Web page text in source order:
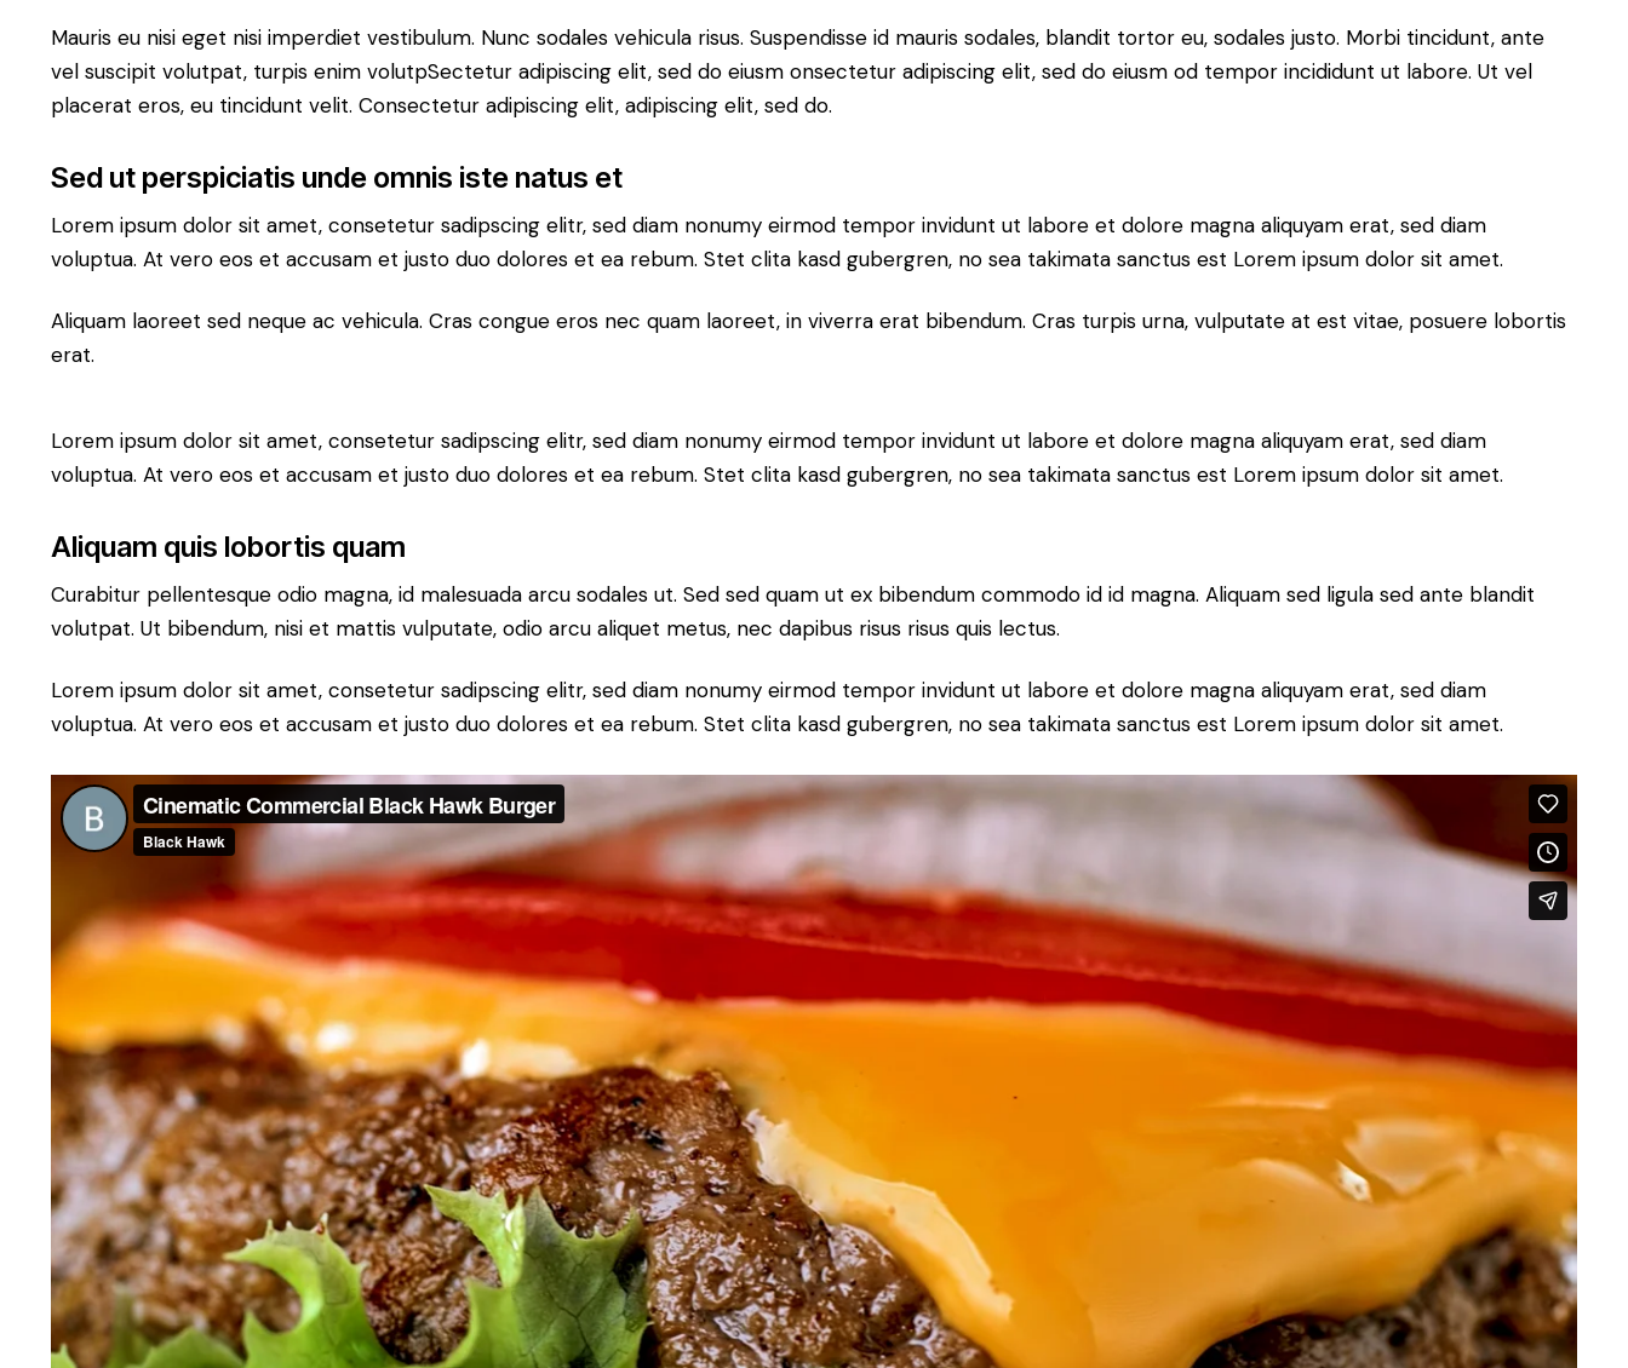
Mauris eu nisi eget nisi imperdiet vestibulum. Nunc sodales vehicula risus. Suspendisse id mauris sodales, blandit tortor eu, sodales justo. Morbi tincidunt, ante
vel suscipit volutpat, turpis enim volutpSectetur adipiscing elit, sed do eiusm onsectetur adipiscing elit, sed do eiusm od tempor incididunt ut labore. Ut vel
placerat eros, eu tincidunt velit. Consectetur adipiscing elit, adipiscing elit, sed do.
Sed ut perspiciatis unde omnis iste natus et
Lorem ipsum dolor sit amet, consetetur sadipscing elitr, sed diam nonumy eirmod tempor invidunt ut labore et dolore magna aliquyam erat, sed diam
voluptua. At vero eos et accusam et justo duo dolores et ea rebum. Stet clita kasd gubergren, no sea takimata sanctus est Lorem ipsum dolor sit amet.
Aliquam laoreet sed neque ac vehicula. Cras congue eros nec quam laoreet, in viverra erat bibendum. Cras turpis urna, vulputate at est vitae, posuere lobortis
erat.
Lorem ipsum dolor sit amet, consetetur sadipscing elitr, sed diam nonumy eirmod tempor invidunt ut labore et dolore magna aliquyam erat, sed diam
voluptua. At vero eos et accusam et justo duo dolores et ea rebum. Stet clita kasd gubergren, no sea takimata sanctus est Lorem ipsum dolor sit amet.
Aliquam quis lobortis quam
Curabitur pellentesque odio magna, id malesuada arcu sodales ut. Sed sed quam ut ex bibendum commodo id id magna. Aliquam sed ligula sed ante blandit
volutpat. Ut bibendum, nisi et mattis vulputate, odio arcu aliquet metus, nec dapibus risus risus quis lectus.
Lorem ipsum dolor sit amet, consetetur sadipscing elitr, sed diam nonumy eirmod tempor invidunt ut labore et dolore magna aliquyam erat, sed diam
voluptua. At vero eos et accusam et justo duo dolores et ea rebum. Stet clita kasd gubergren, no sea takimata sanctus est Lorem ipsum dolor sit amet.